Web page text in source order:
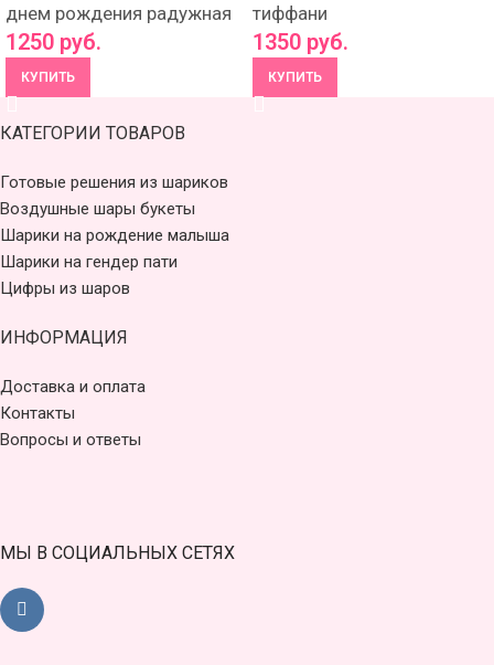
днем рождения радужная
1250 руб.
КУПИТЬ
тиффани
1350 руб.
КУПИТЬ
КАТЕГОРИИ ТОВАРОВ
Готовые решения из шариков
Воздушные шары букеты
Шарики на рождение малыша
Шарики на гендер пати
Цифры из шаров
ИНФОРМАЦИЯ
Доставка и оплата
Контакты
Вопросы и ответы
МЫ В СОЦИАЛЬНЫХ СЕТЯХ